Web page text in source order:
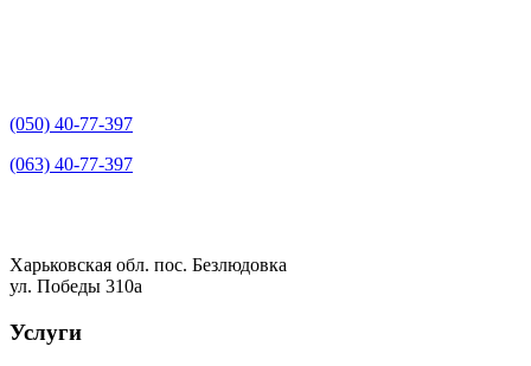
(050) 40-77-397
(063) 40-77-397
Харьковская обл. пос. Безлюдовка
ул. Победы 310а
Услуги